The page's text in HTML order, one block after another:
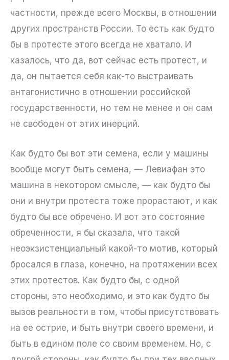
частности, прежде всего Москвы, в отношении
других пространств России. То есть как будто
бы в протесте этого всегда не хватало. И
казалось, что да, вот сейчас есть протест, и
да, он пытается себя как-то выстраивать
антагонистично в отношении российской
государственности, но тем не менее и он сам
не свободен от этих инерций.
Как будто бы вот эти семена, если у машины
вообще могут быть семена, — Левиафан это
машина в некотором смысле, — как будто бы
они и внутри протеста тоже прорастают, и как
будто бы все обречено. И вот это состояние
обреченности, я бы сказала, что такой
неоэкзистенциальный какой-то мотив, который
бросался в глаза, конечно, на протяжении всех
этих протестов. Как будто бы, с одной
стороны, это необходимо, и это как будто бы
вызов реальности в том, чтобы присутствовать
на ее острие, и быть внутри своего времени, и
быть в едином поле со своим временем. Но, с